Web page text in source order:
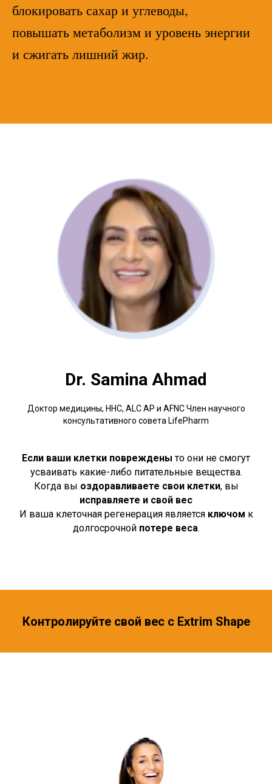
блокировать сахар и углеводы,
повышать метаболизм и уровень энергии
и сжигать лишний жир.
Dr. Samina Ahmad
Доктор медицины, HHC, ALC AP и AFNC Член научного
консультативного совета LifePharm
Если ваши клетки повреждены то они не смогут
усваивать какие-либо питательные вещества.
Когда вы оздоравливаете свои клетки, вы
исправляете и свой вес
И ваша клеточная регенерация является ключом к
долгосрочной потере веса.
Контролируйте свой вес с Extrim Shape